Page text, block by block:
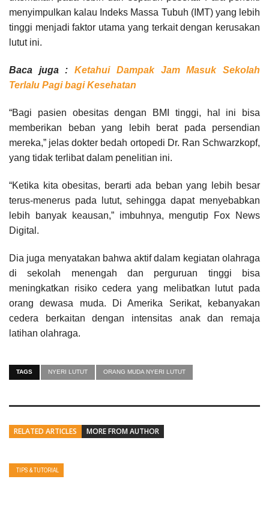
menyimpulkan kalau Indeks Massa Tubuh (IMT) yang lebih
tinggi menjadi faktor utama yang terkait dengan kerusakan
lutut ini.
Baca juga :Ketahui Dampak Jam Masuk Sekolah
Terlalu Pagi bagi Kesehatan
“Bagi pasien obesitas dengan BMI tinggi, hal ini bisa
memberikan beban yang lebih berat pada persendian
mereka,” jelas dokter bedah ortopedi Dr. Ran Schwarzkopf,
yang tidak terlibat dalam penelitian ini.
“Ketika kita obesitas, berarti ada beban yang lebih besar
terus-menerus pada lutut, sehingga dapat menyebabkan
lebih banyak keausan,” imbuhnya, mengutip Fox News
Digital.
Dia juga menyatakan bahwa aktif dalam kegiatan olahraga
di sekolah menengah dan perguruan tinggi bisa
meningkatkan risiko cedera yang melibatkan lutut pada
orang dewasa muda. Di Amerika Serikat, kebanyakan
cedera berkaitan dengan intensitas anak dan remaja
latihan olahraga.
TAGS NYERI LUTUT ORANG MUDA NYERI LUTUT
RELATED ARTICLES MORE FROM AUTHOR
TIPS & TUTORIAL